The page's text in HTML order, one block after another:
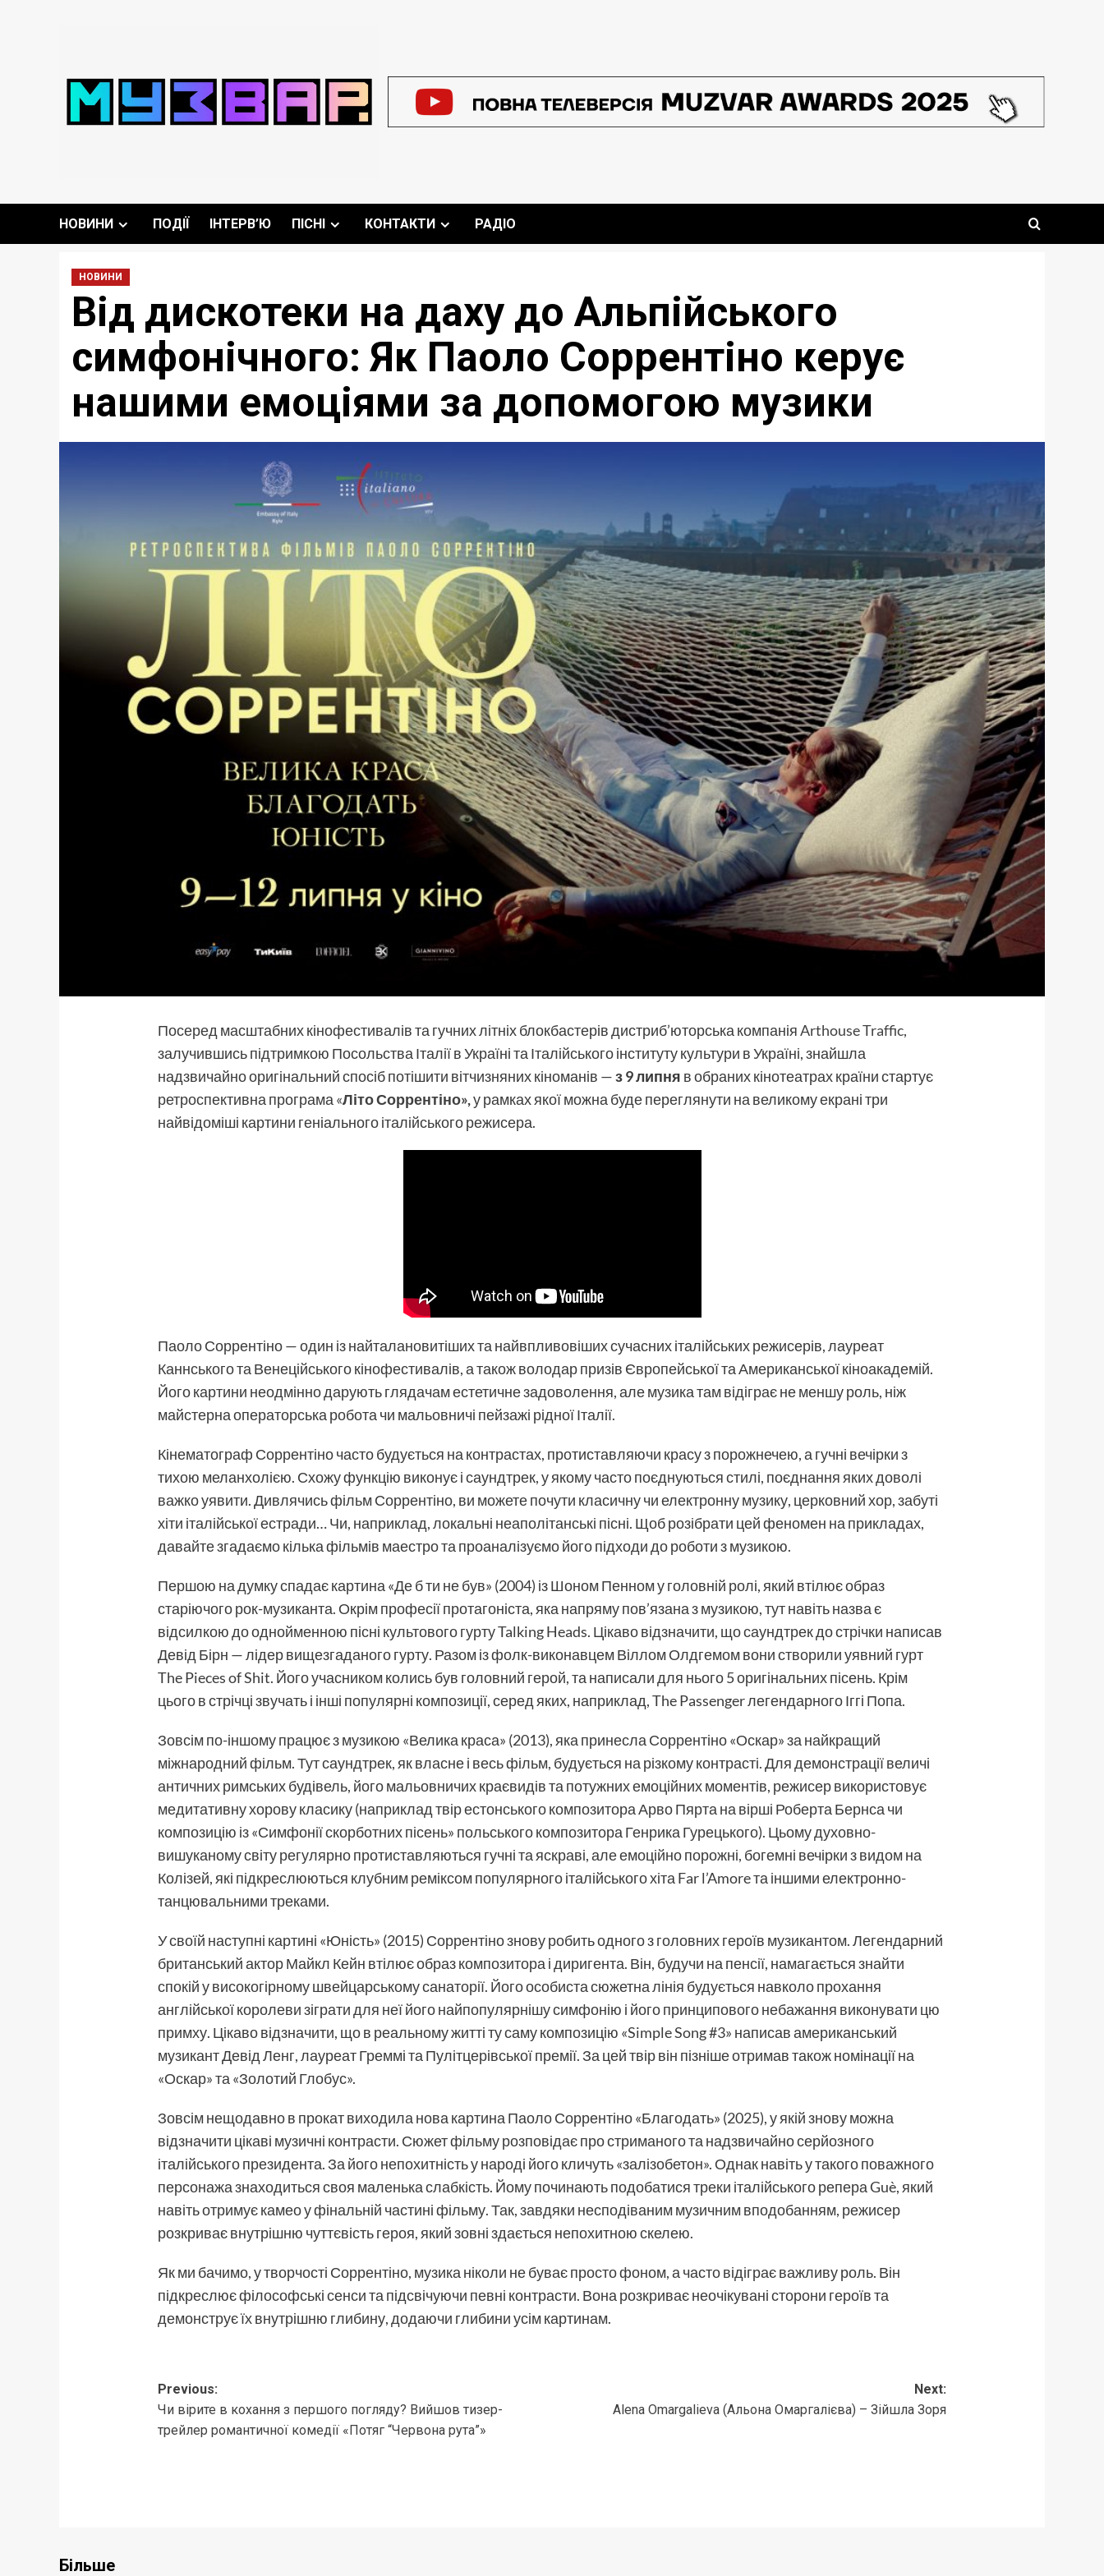
НОВИНИ ПОДІЇ ІНТЕРВ’Ю ПІСНІ КОНТАКТИ РАДІО
НОВИНИ
Від дискотеки на даху до Альпійського
симфонічного: Як Паоло Соррентіно керує
нашими емоціями за допомогою музики
Посеред масштабних кінофестивалів та гучних літніх блокбастерів дистриб’юторська компаніяArthouse Traffic,
залучившись підтримкою Посольства Італії в Україні та Італійського інституту культури в Україні, знайшла
надзвичайно оригінальний спосіб потішити вітчизняних кіноманів —з 9 липня в обраних кінотеатрах країни стартує
ретроспективна програма «Літо Соррентіно»,у рамках якої можна буде переглянути на великому екрані три
найвідоміші картини геніального італійського режисера.
Паоло Соррентіно — один із найталановитіших та найвпливовіших сучасних італійських режисерів, лауреат
Каннського та Венеційського кінофестивалів, а також володар призів Європейської та Американської кіноакадемій.
Його картини неодмінно дарують глядачам естетичне задоволення, але музика там відіграє не меншу роль, ніж
майстерна операторська робота чи мальовничі пейзажі рідної Італії.
Кінематограф Соррентіно часто будується на контрастах, протиставляючи красу з порожнечею, а гучні вечірки з
тихою меланхолією. Схожу функцію виконує і саундтрек, у якому часто поєднуються стилі, поєднання яких доволі
важко уявити. Дивлячись фільм Соррентіно, ви можете почути класичну чи електронну музику, церковний хор, забуті
хіти італійської естради… Чи, наприклад, локальні неаполітанські пісні. Щоб розібрати цей феномен на прикладах,
давайте згадаємо кілька фільмів маестро та проаналізуємо його підходи до роботи з музикою.
Першою на думку спадає картина «Де б ти не був» (2004) із Шоном Пенном у головній ролі, який втілює образ
старіючого рок-музиканта. Окрім професії протагоніста, яка напряму пов’язана з музикою, тут навіть назва є
відсилкою до однойменною пісні культового гурту Talking Heads. Цікаво відзначити, що саундтрек до стрічки написав
Девід Бірн — лідер вищезгаданого гурту. Разом із фолк-виконавцем Віллом Олдгемом вони створили уявний гурт
The Pieces of Shit. Його учасником колись був головний герой, та написали для нього 5 оригінальних пісень. Крім
цього в стрічці звучать і інші популярні композиції, серед яких, наприклад, The Passenger легендарного Іггі Попа.
Зовсім по-іншому працює з музикою «Велика краса» (2013), яка принесла Соррентіно «Оскар» за найкращий
міжнародний фільм. Тут саундтрек, як власне і весь фільм, будується на різкому контрасті. Для демонстрації величі
античних римських будівель, його мальовничих краєвидів та потужних емоційних моментів, режисер використовує
медитативну хорову класику (наприклад твір естонського композитора Арво Пярта на вірші Роберта Бернса чи
композицію із «Симфонії скорботних пісень» польського композитора Генрика Гурецького). Цьому духовно-
вишуканому світу регулярно протиставляються гучні та яскраві, але емоційно порожні, богемні вечірки з видом на
Колізей, які підкреслюються клубним реміксом популярного італійського хіта Far l’Amore та іншими електронно-
танцювальними треками.
У своїй наступні картині «Юність» (2015) Соррентіно знову робить одного з головних героїв музикантом. Легендарний
британський актор Майкл Кейн втілює образ композитора і диригента. Він, будучи на пенсії, намагається знайти
спокій у високогірному швейцарському санаторії. Його особиста сюжетна лінія будується навколо прохання
англійської королеви зіграти для неї його найпопулярнішу симфонію і його принципового небажання виконувати цю
примху. Цікаво відзначити, що в реальному житті ту саму композицію «Simple Song #3» написав американський
музикант Девід Ленг, лауреат Греммі та Пулітцерівської премії. За цей твір він пізніше отримав також номінації на
«Оскар» та «Золотий Глобус».
Зовсім нещодавно в прокат виходила нова картина Паоло Соррентіно «Благодать» (2025), у якій знову можна
відзначити цікаві музичні контрасти. Сюжет фільму розповідає про стриманого та надзвичайно серйозного
італійського президента. За його непохитність у народі його кличуть «залізобетон». Однак навіть у такого поважного
персонажа знаходиться своя маленька слабкість. Йому починають подобатися треки італійського репера Guè, який
навіть отримує камео у фінальній частині фільму. Так, завдяки несподіваним музичним вподобанням, режисер
розкриває внутрішню чуттєвість героя, який зовні здається непохитною скелею.
Як ми бачимо, у творчості Соррентіно, музика ніколи не буває просто фоном, а часто відіграє важливу роль. Він
підкреслює філософські сенси та підсвічуючи певні контрасти. Вона розкриває неочікувані сторони героїв та
демонструє їх внутрішню глибину, додаючи глибини усім картинам.
Post
navigation
Previous:
Чи вірите в кохання з першого погляду? Вийшов тизер-
трейлер романтичної комедії «Потяг “Червона рута”»
Next:
Alena Omargalieva (Альона Омаргалієва) – Зійшла Зоря
Більше